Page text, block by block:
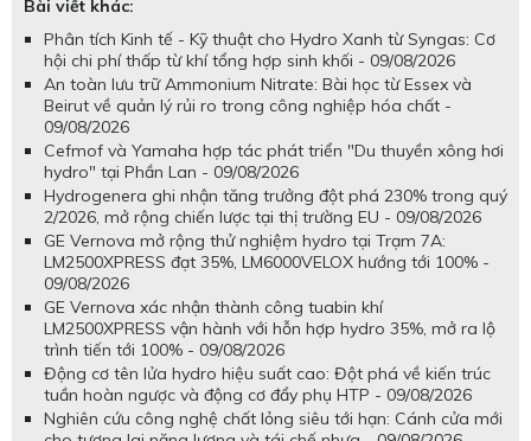
Bài viết khác:
Phân tích Kinh tế - Kỹ thuật cho Hydro Xanh từ Syngas: Cơ
hội chi phí thấp từ khí tổng hợp sinh khối - 09/08/2026
An toàn lưu trữ Ammonium Nitrate: Bài học từ Essex và
Beirut về quản lý rủi ro trong công nghiệp hóa chất -
09/08/2026
Cefmof và Yamaha hợp tác phát triển "Du thuyền xông hơi
hydro" tại Phần Lan - 09/08/2026
Hydrogenera ghi nhận tăng trưởng đột phá 230% trong quý
2/2026, mở rộng chiến lược tại thị trường EU - 09/08/2026
GE Vernova mở rộng thử nghiệm hydro tại Trạm 7A:
LM2500XPRESS đạt 35%, LM6000VELOX hướng tới 100% -
09/08/2026
GE Vernova xác nhận thành công tuabin khí
LM2500XPRESS vận hành với hỗn hợp hydro 35%, mở ra lộ
trình tiến tới 100% - 09/08/2026
Động cơ tên lửa hydro hiệu suất cao: Đột phá về kiến trúc
tuần hoàn ngược và động cơ đẩy phụ HTP - 09/08/2026
Nghiên cứu công nghệ chất lỏng siêu tới hạn: Cánh cửa mới